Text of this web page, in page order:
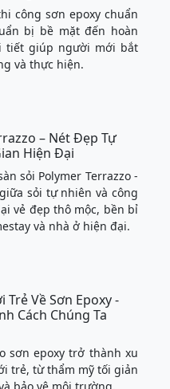
- giải pháp sàn
toàn nhược điểm của
mang lại vẻ đẹp liền
Tông - Vẻ Đẹp Thô
Hiện Đại
epoxy hiệu ứng bê
mỹ tối giản, thô mộc
hoàn toàn nhược
thống.